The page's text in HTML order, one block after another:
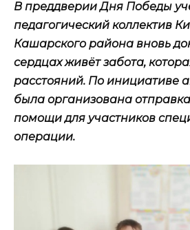
В преддверии Дня Победы
педагогический коллектив
Кашарского района вновь
сердцах живёт забота,
расстояний. По инициативе
была организована
помощи для участников
операции.